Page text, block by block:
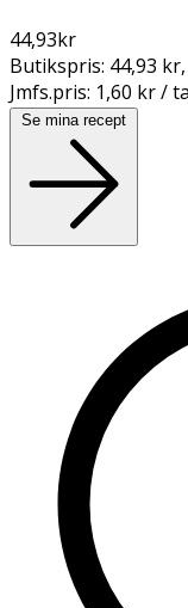
44,93kr
Butikspris: 44,93 kr,
Jmfs.pris: 1,60 kr /
Se mina recept